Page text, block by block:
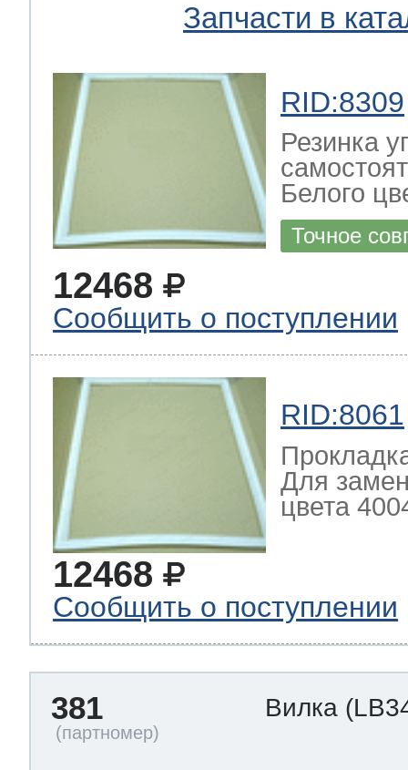
Запчасти в
RID:8309
Резинка
Белого
Точное
12468
Сообщить о поступлении
RID:8061
Для
цвета
12468
Сообщить о поступлении
381 Вилка